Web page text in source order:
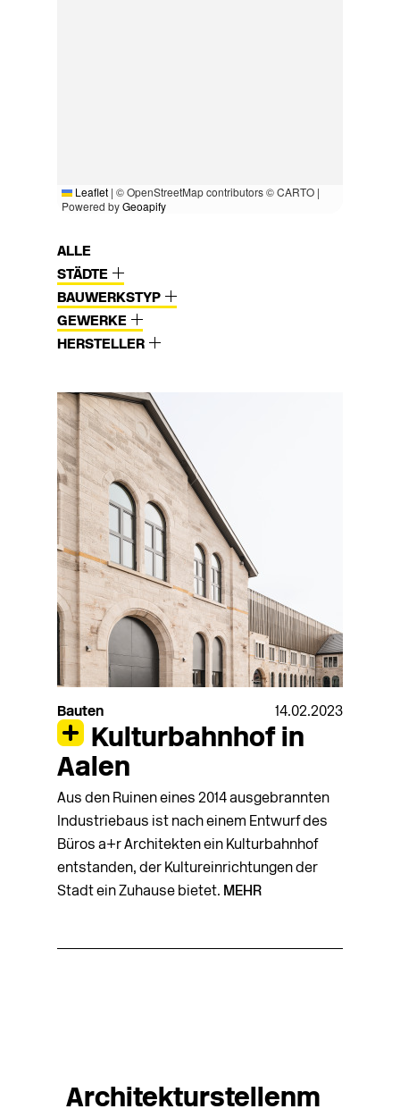
Leaflet | © OpenStreetMap contributors © CARTO |
Powered byGeoapify
ALLE
STÄDTE
BAUWERKSTYP
GEWERKE
HERSTELLER
Bauten 14.02.2023
Kulturbahnhof in
Aalen
Aus den Ruinen eines 2014 ausgebrannten
Industriebaus ist nach einem Entwurf des
Büros a+r Architekten ein Kulturbahnhof
entstanden, der Kultureinrichtungen der
Stadt ein Zuhause bietet. MEHR
Architekturstellenm